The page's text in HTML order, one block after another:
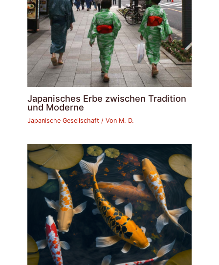
Japanisches Erbe zwischen Tradition
und Moderne
Japanische Gesellschaft / Von M. D.